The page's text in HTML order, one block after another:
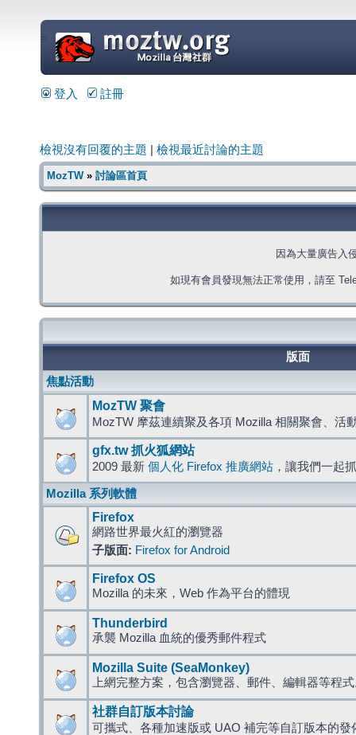
=
登入 註冊
檢視沒有回覆的主題 檢視最近討論的主題
MozTW» 討論區首頁
因為大量廣告入
如現有會員發現無法正常使用，請至
版面
焦點活動
MozTW 聚會
MozTW 摩茲連續聚及各項 Mozilla 相關聚會、活
gfx.tw 抓火狐網站
2009 最新 個人化 Firefox 推廣網站 ，讓我們一起
Mozilla 系列軟體
Firefox
網路世界最火紅的瀏覽器
子版面: Firefox for Android
Firefox OS
Mozilla 的未來，Web 作為平台的體現
Thunderbird
承襲 Mozilla 血統的優秀郵件程式
Mozilla Suite (SeaMonkey)
上網完整方案，包含瀏覽器、郵件、編輯器等程
社群自訂版本討論
可攜式、各種加速版或 UAO 補完等自訂版本的發